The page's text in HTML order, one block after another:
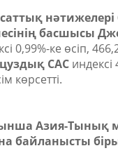
басшысы
ке өсіп, 466,2
СAС индексі
көрсетті.
Азия-Тынық
байланысты